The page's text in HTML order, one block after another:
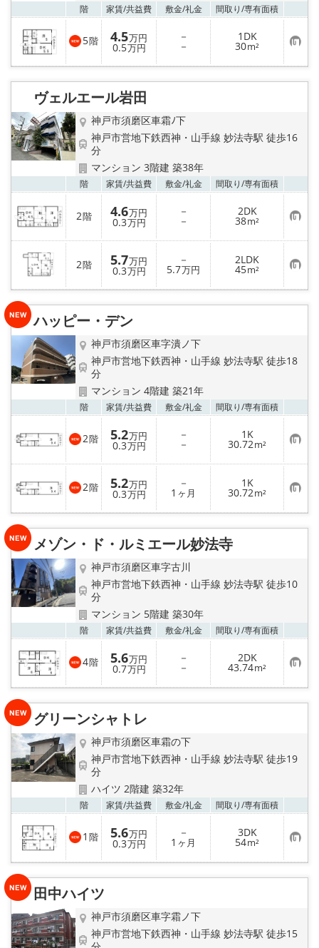
階 家賃/共益費 敷金/礼金 間取り/専有面積
5階 4.5万円
0.5万円
－
－
1DK
30m² お
気
に
り
ヴェルエール岩田
神戸市須磨区車霜ﾉ下
神戸市営地下鉄西神・山手線 妙法寺駅 徒歩16
分
マンション 3階建 築38年
階 家賃/共益費 敷金/礼金 間取り/専有面積
2階 4.6万円
0.3万円
－
－
2DK
38m² お
気
に
入
り
登
録
2階 5.7万円
0.3万円
－
5.7万円
2LDK
45m² お
気
に
り
ハッピー・デン
神戸市須磨区車字潰ノ下
神戸市営地下鉄西神・山手線 妙法寺駅 徒歩18
分
マンション 4階建 築21年
階 家賃/共益費 敷金/礼金 間取り/専有面積
2階 5.2万円
0.3万円
－
－
1K
30.72m² お
気
に
入
り
登
録
2階 5.2万円
0.3万円
－
1 ヶ月
1K
30.72m² お
気
に
り
メゾン・ド・ルミエール妙法寺
神戸市須磨区車字古川
神戸市営地下鉄西神・山手線 妙法寺駅 徒歩10
分
マンション 5階建 築30年
階 家賃/共益費 敷金/礼金 間取り/専有面積
4階 5.6万円
0.7万円
－
－
2DK
43.74m² お
気
に
り
グリーンシャトレ
神戸市須磨区車霜の下
神戸市営地下鉄西神・山手線 妙法寺駅 徒歩19
分
ハイツ 2階建 築32年
階 家賃/共益費 敷金/礼金 間取り/専有面積
1 階 5.6万円
0.3万円
－
1 ヶ月
3DK
54m² お
気
に
り
田中ハイツ
神戸市須磨区車字霜ノ下
神戸市営地下鉄西神・山手線 妙法寺駅 徒歩15